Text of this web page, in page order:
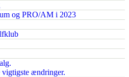
og PRO/AM i 2023
ændringer.